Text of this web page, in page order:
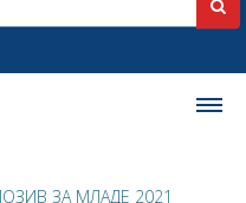
ЗА МЛАДЕ 2021